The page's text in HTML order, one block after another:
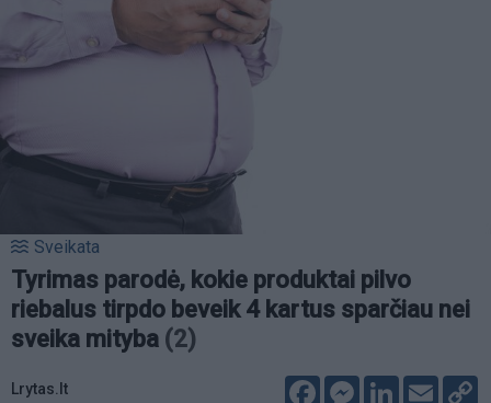
Sveikata
Tyrimas parodė, kokie produktai pilvo
riebalus tirpdo beveik 4 kartus sparčiau nei
sveika mityba (2)
Lrytas.lt
FacebookMessenger
LinkedIn
Email